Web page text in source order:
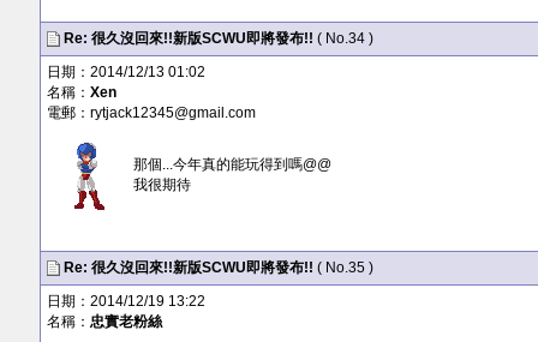
Re: 很久沒回來!!新版SCWU即將發布!! ( No.34 )
日期：2014/12/13 01:02
名稱： Xen
電郵： rytjack12345@gmail.com
那個...今年真的能玩得到嗎@@
我很期待
Re: 很久沒回來!!新版SCWU即將發布!! ( No.35 )
日期：2014/12/19 13:22
名稱： 忠實老粉絲